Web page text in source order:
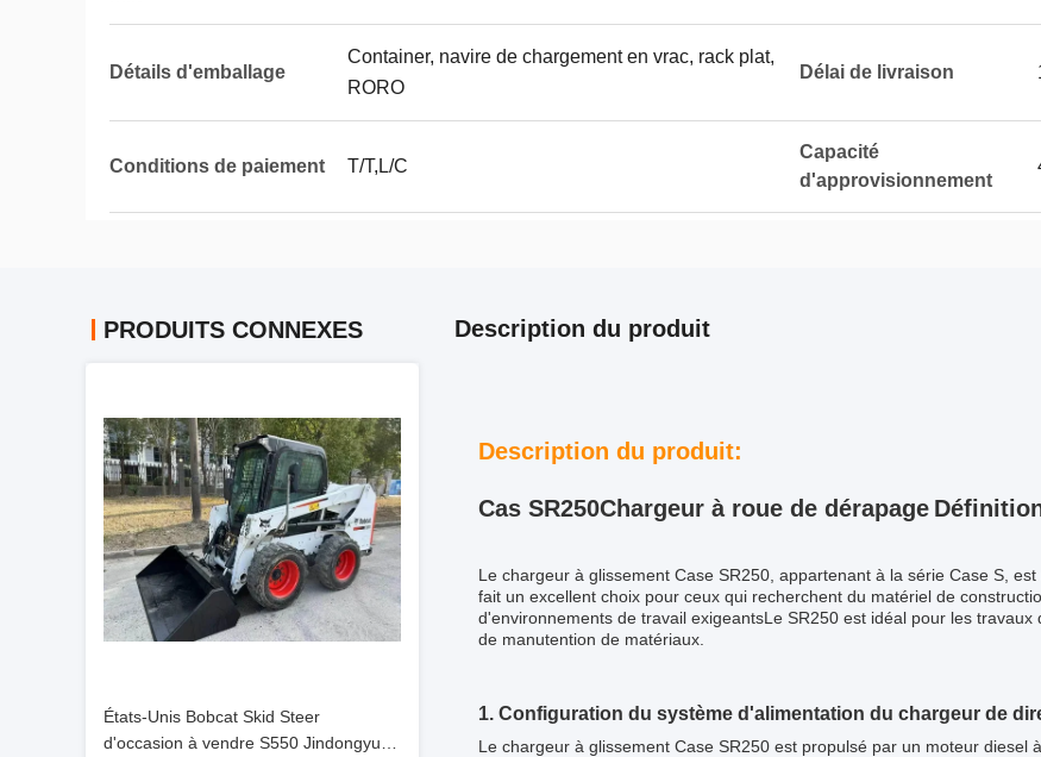
Détails d'emballage
Container, navire de chargement en vrac, rack plat,
RORO
Délai de livraison
Conditions de paiement T/T,L/C
Capacité
d'approvisionnement
PRODUITS CONNEXES
États-Unis Bobcat Skid Steer
d'occasion à vendre S550 Jindongyu
Description du produit
Description du produit:
Cas SR250Chargeur à roue de dérapage
Le chargeur à glissement Case SR250, appartenant à la série Case S,
fait un excellent choix pour ceux qui recherchent du matériel de
d'environnements de travail exigeantsLe SR250 est idéal pour les
de manutention de matériaux.
1. Configuration du système d'alimentation du chargeur de
Le chargeur à glissement Case SR250 est propulsé par un moteur